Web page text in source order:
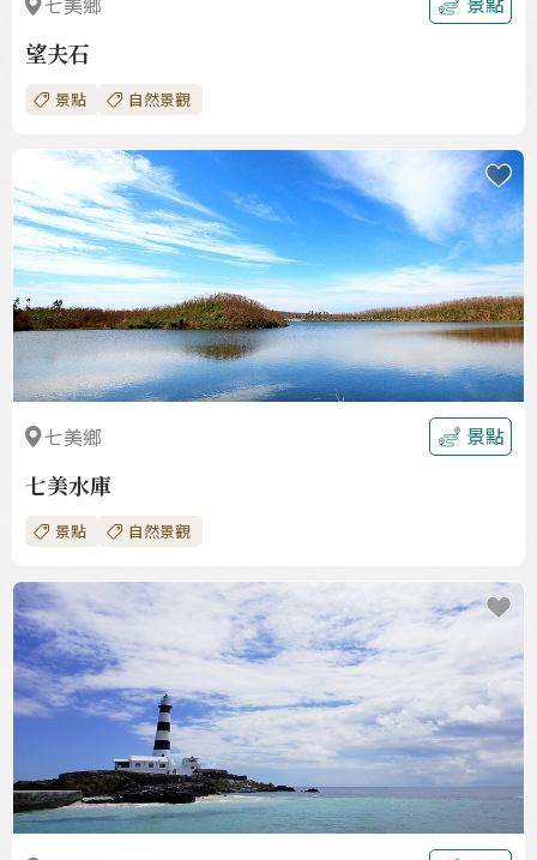
望夫石
景點 自然景觀
收
藏
七美鄉 景點
七美水庫
景點 自然景觀
收